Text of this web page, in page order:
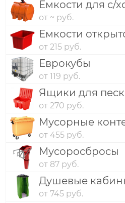
Емкости для с/
от ~ руб.
Емкости
от 215 руб.
Еврокубы
от 119 руб.
Ящики для
от 270 руб.
Мусорные
от 455 руб.
Мусоросбросы
от 87 руб.
Душевые
от 745 руб.